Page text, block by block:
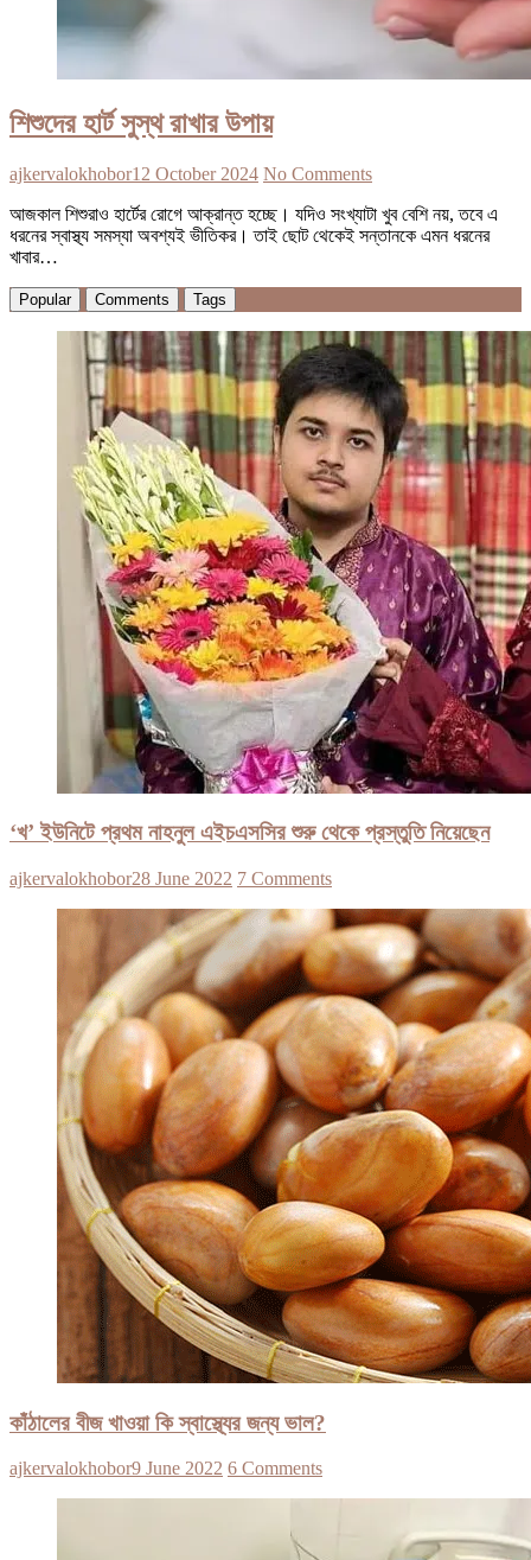
শিশুদের হার্ট সুস্থ রাখার উপায়
ajkervalokhobor12 October 2024 No Comments
আজকাল শিশুরাও হার্টের রোগে আক্রান্ত হচ্ছে। যদিও সংখ্যাটা খুব বেশি নয়, তবে এ
ধরনের স্বাস্থ্য সমস্যা অবশ্যই ভীতিকর। তাই ছোট থেকেই সন্তানকে এমন ধরনের
খাবার…
Popular Comments Tags
‘খ’ ইউনিটে প্রথম নাহনুল এইচএসসির শুরু থেকে প্রস্তুতি নিয়েছেন
ajkervalokhobor28 June 2022 7 Comments
কাঁঠালের বীজ খাওয়া কি স্বাস্থ্যের জন্য ভাল?
ajkervalokhobor9 June 2022 6 Comments